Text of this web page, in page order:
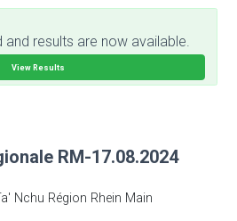
results are now available.
View Results
RM-17.08.2024
Nchu Région Rhein Main